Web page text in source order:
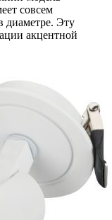
совсем
диаметре. Эту
акцентной